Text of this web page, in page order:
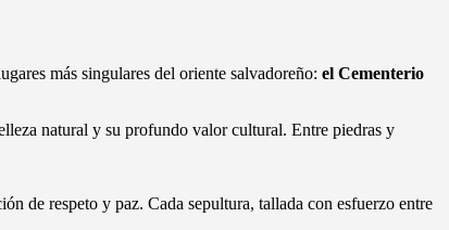
más singulares del oriente salvadoreño: el Cementerio
natural y su profundo valor cultural. Entre piedras y
de respeto y paz. Cada sepultura, tallada con esfuerzo entre